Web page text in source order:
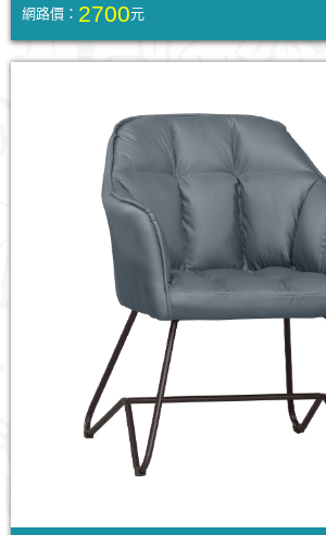
網路價： 2700元